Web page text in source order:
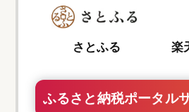
さとふる 楽
ふるさと納税ポータル